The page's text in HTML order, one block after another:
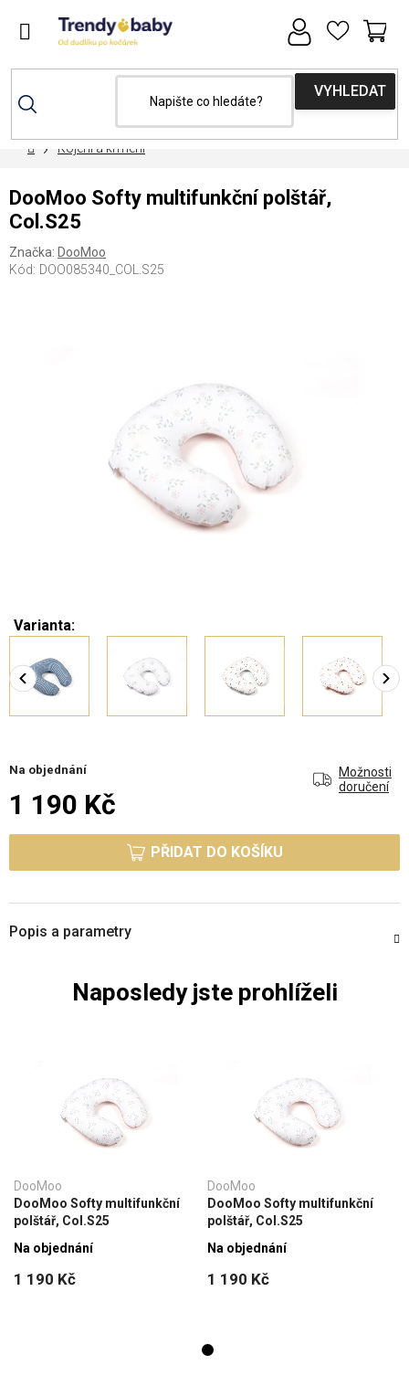
DomůKojení a krmení
Varianta:
Na objednání
Možnosti
doručení
1 190 Kč
PŘIDAT DO KOŠÍKU
DooMoo Softy multifunkční polštář,
Col.S25
Značka: DooMoo
Kód: DOO085340_COL.S25
Popis a parametry
Naposledy jste prohlíželi
DooMoo
DooMoo Softy multifunkční
polštář, Col.S25
1 190 Kč
Na objednání
DooMoo
DooMoo Softy multifunkční
polštář, Col.S25
1 190 Kč
Na objednání